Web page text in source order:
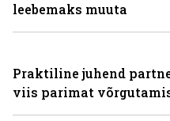
leebemaks muuta
Praktiline juhend
viis parimat